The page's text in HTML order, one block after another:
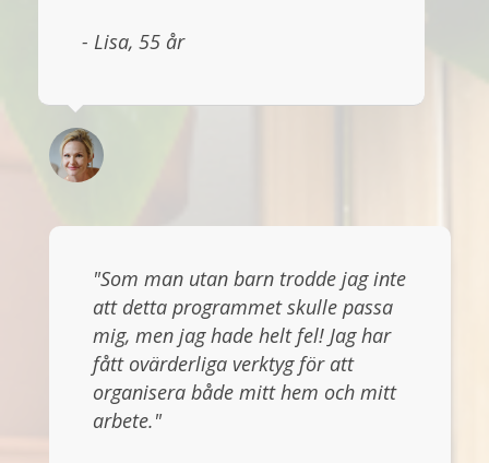
- Lisa, 55 år
"Som man utan barn trodde jag inte
att detta programmet skulle passa
mig, men jag hade helt fel! Jag har
fått ovärderliga verktyg för att
organisera både mitt hem och mitt
arbete."